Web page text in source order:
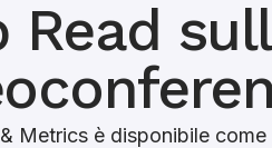
Read
Metrics è disponibile